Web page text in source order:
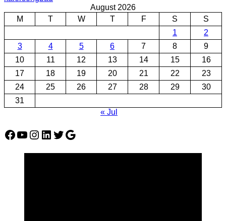
August 2026
M
T W T F S
S
1
2
3
4 5 6 7 8
9
10
11 12 13 14 15
16
17
18 19 20 21 22
23
24
25 26 27 28 29
30
31
« Jul
Facebook
YouTube
Instagram
LinkedIn
Twitter
Google